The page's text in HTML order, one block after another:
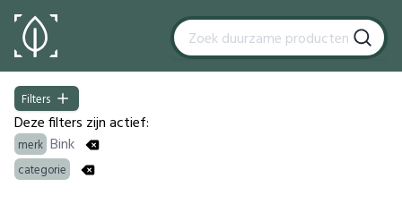
Filters
Filters
Deze filters zijn actief:
merk Bink
categorie